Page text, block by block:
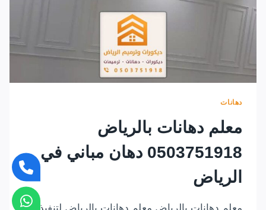
دهانات
معلم دهانات بالرياض
0503751918 دهان مباني في
الرياض